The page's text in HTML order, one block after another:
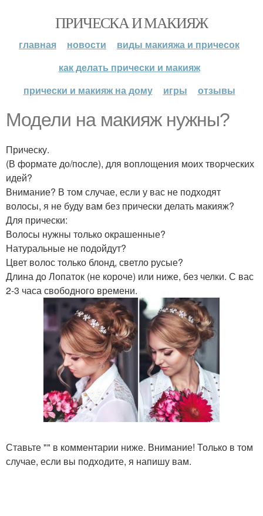
ПРИЧЕСКА И МАКИЯЖ
главная новости
виды макияжа и причесок
как делать прически и макияж
прически и макияж на дому
игры отзывы
Модели на макияж нужны?
Прическу.
(В формате до/после), для воплощения моих творческих
идей?
Внимание? В том случае, если у вас не подходят
волосы, я не буду вам без прически делать макияж?
Для прически:
Волосы нужны только окрашенные?
Натуральные не подойдут?
Цвет волос только блонд, светло русые?
Длина до Лопаток (не короче) или ниже, без челки. С вас
2-3 часа свободного времени.
Ставьте "" в комментарии ниже. Внимание! Только в том
случае, если вы подходите, я напишу вам.